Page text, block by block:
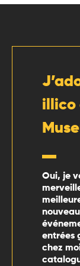
illico
Oui, je
entrées
chez